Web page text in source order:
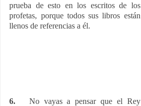
prueba de esto en los escritos de los
profetas, porque todos sus libros están
llenos de referencias a él.
6. No vayas a pensar que el Rey